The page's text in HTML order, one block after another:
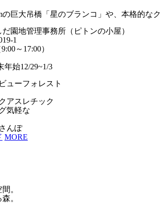
の巨大吊橋「星のブランコ」や、本格的
園地管理事務所（ピトンの小屋）
1
～17:00）
年始12/29~1/3
フォレスト
アスレチック
気軽な
んぽ
MORE
。
。